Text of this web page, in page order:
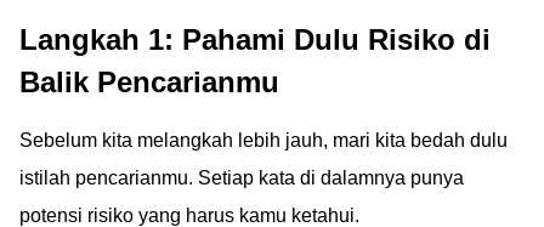
Langkah 1: Pahami Dulu Risiko di
Balik Pencarianmu
Sebelum kita melangkah lebih jauh, mari kita bedah dulu
istilah pencarianmu. Setiap kata di dalamnya punya
potensi risiko yang harus kamu ketahui.